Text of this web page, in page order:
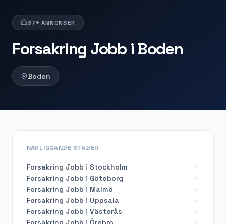
37+ ANNONSER
Forsakring Jobb i Boden
Boden
NÄRLIGGANDE STÄDER
Forsakring Jobb i Stockholm
Forsakring Jobb i Göteborg
Forsakring Jobb i Malmö
Forsakring Jobb i Uppsala
Forsakring Jobb i Västerås